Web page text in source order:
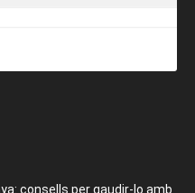
consells per gaudir-lo amb